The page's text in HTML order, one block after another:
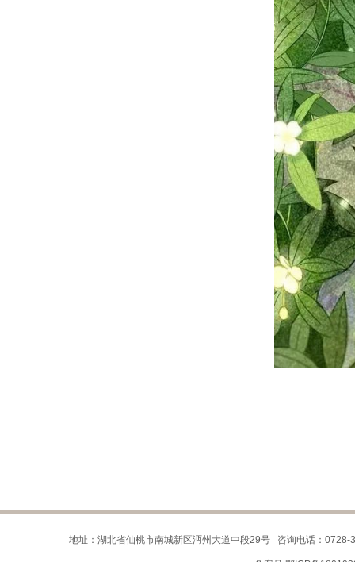
地址：湖北省仙桃市南城新区沔州大道中段29号 咨询电话：